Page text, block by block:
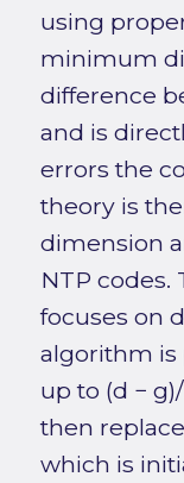
using
minimum
difference
and is
errors the
theory is
dimension
NTP
focuses on
algorithm is
up to (d −
then
which is